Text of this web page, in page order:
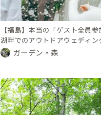
【福島】本当の「ゲスト全員参
湖畔でのアウトドアウェディン
ガーデン・森